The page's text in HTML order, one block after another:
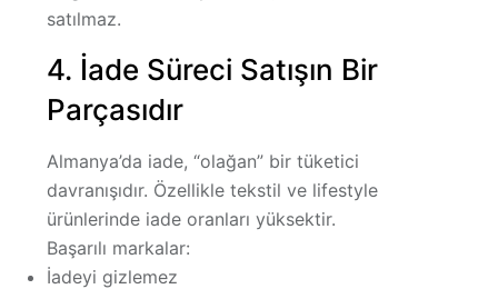
satılmaz.
4. İade Süreci Satışın Bir
Parçasıdır
Almanya’da iade, “olağan” bir tüketici
davranışıdır. Özellikle tekstil ve lifestyle
ürünlerinde iade oranları yüksektir.
Başarılı markalar:
İadeyi gizlemez